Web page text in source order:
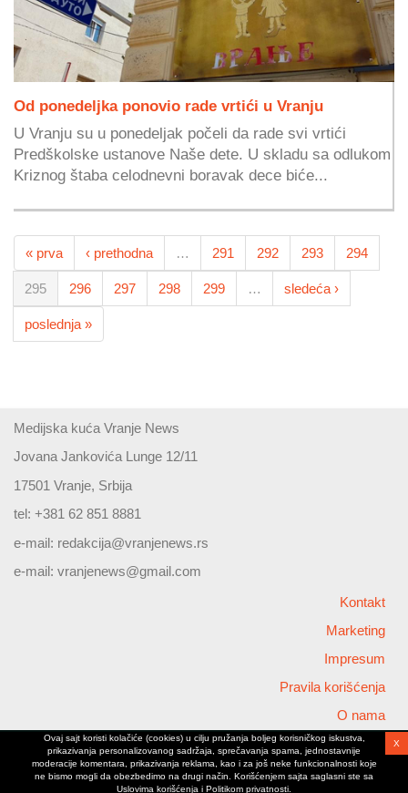
Od ponedeljka ponovio rade vrtići u Vranju
U Vranju su u ponedeljak počeli da rade svi vrtići
Predškolske ustanove Naše dete. U skladu sa odlukom
Kriznog štaba celodnevni boravak dece biće...
« prva ‹ prethodna … 291 292 293 294
295 296 297 298 299 … sledeća ›
poslednja »
Medijska kuća Vranje News
Jovana Jankovića Lunge 12/11
17501 Vranje, Srbija
tel: +381 62 851 8881
e-mail: redakcija@vranjenews.rs
e-mail: vranjenews@gmail.com
Kontakt
Marketing
Impresum
Pravila korišćenja
O nama
Copyright © 2026 Vranjenews
All rights reserved
www.vranjenews.rs
Ovaj sajt koristi kolačiće (cookies) u cilju pružanja boljeg korisničkog iskustva,
prikazivanja personalizovanog sadržaja, sprečavanja spama, jednostavnije
moderacije komentara, prikazivanja reklama, kao i za još neke funkcionalnosti koje
ne bismo mogli da obezbedimo na drugi način. Korišćenjem sajta saglasni ste sa
Uslovima korišćenja i Politikom privatnosti.
X